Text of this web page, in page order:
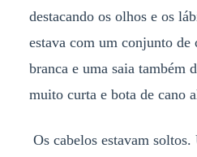
destacando os olhos e os
estava com um conjunto de
branca e uma saia também
muito curta e bota de cano
Os cabelos estavam